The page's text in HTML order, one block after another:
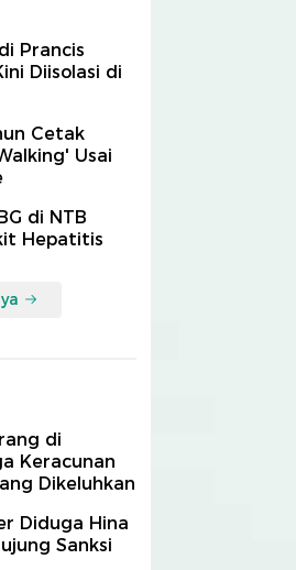
Prancis
Diisolasi di
Cetak
Usai
di NTB
Hepatitis
di
Keracunan
Dikeluhkan
Diduga Hina
Sanksi